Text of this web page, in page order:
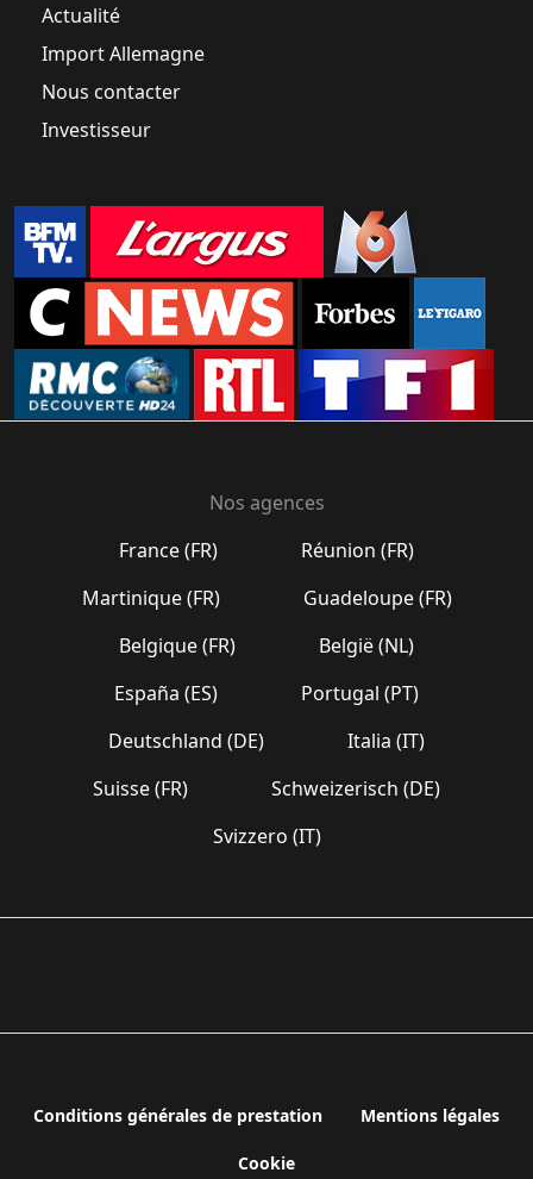
Actualité
Import Allemagne
Nous contacter
Investisseur
Nos agences
France (FR)
Réunion (FR)
Martinique (FR)
Guadeloupe (FR)
Belgique (FR)
België (NL)
España (ES)
Portugal (PT)
Deutschland (DE)
Italia (IT)
Suisse (FR)
Schweizerisch (DE)
Svizzero (IT)
Conditions générales de prestation Mentions légales
Cookie